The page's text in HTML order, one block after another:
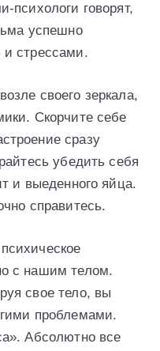
психологи говорят,
успешно
и стрессами.
своего зеркала,
Скорчите себе
сразу
убедить себя
и выеденного яйца.
справитесь.
с нашим телом.
свое тело, вы
проблемами.
Абсолютно все